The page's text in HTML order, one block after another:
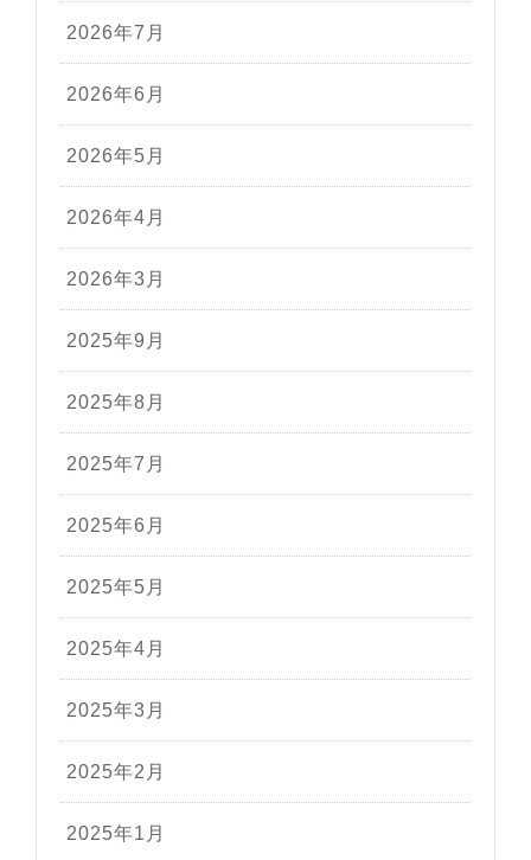
2026年7月
2026年6月
2026年5月
2026年4月
2026年3月
2025年9月
2025年8月
2025年7月
2025年6月
2025年5月
2025年4月
2025年3月
2025年2月
2025年1月